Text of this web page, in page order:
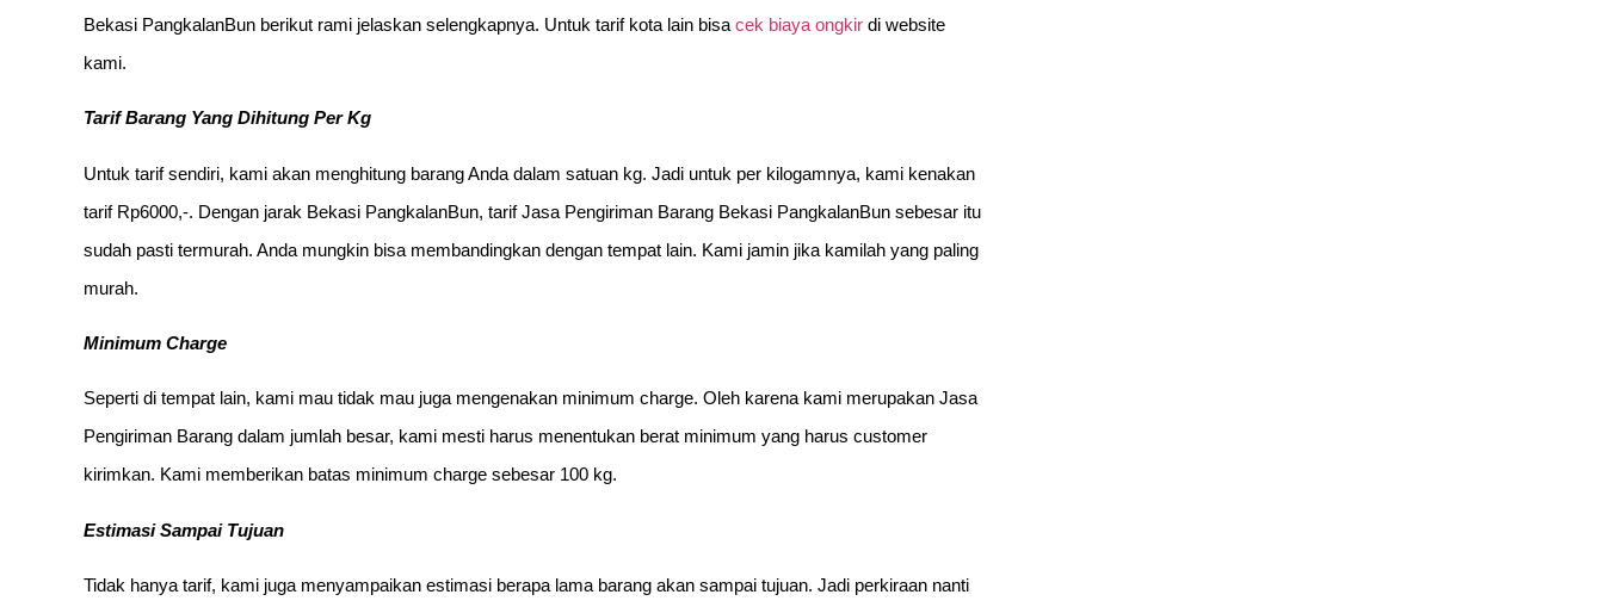
Bekasi PangkalanBun berikut rami jelaskan selengkapnya. Untuk tarif kota lain bisa cek biaya ongkir di website
kami.
Tarif Barang Yang Dihitung Per Kg
Untuk tarif sendiri, kami akan menghitung barang Anda dalam satuan kg. Jadi untuk per kilogamnya, kami kenakan
tarif Rp6000,-. Dengan jarak Bekasi PangkalanBun, tarif Jasa Pengiriman Barang Bekasi PangkalanBun sebesar itu
sudah pasti termurah. Anda mungkin bisa membandingkan dengan tempat lain. Kami jamin jika kamilah yang paling
murah.
Minimum Charge
Seperti di tempat lain, kami mau tidak mau juga mengenakan minimum charge. Oleh karena kami merupakan Jasa
Pengiriman Barang dalam jumlah besar, kami mesti harus menentukan berat minimum yang harus customer
kirimkan. Kami memberikan batas minimum charge sebesar 100 kg.
Estimasi Sampai Tujuan
Tidak hanya tarif, kami juga menyampaikan estimasi berapa lama barang akan sampai tujuan. Jadi perkiraan nanti